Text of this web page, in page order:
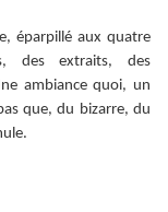
éparpillé aux quatre
des extraits, des
ambiance quoi, un
que, du bizarre, du